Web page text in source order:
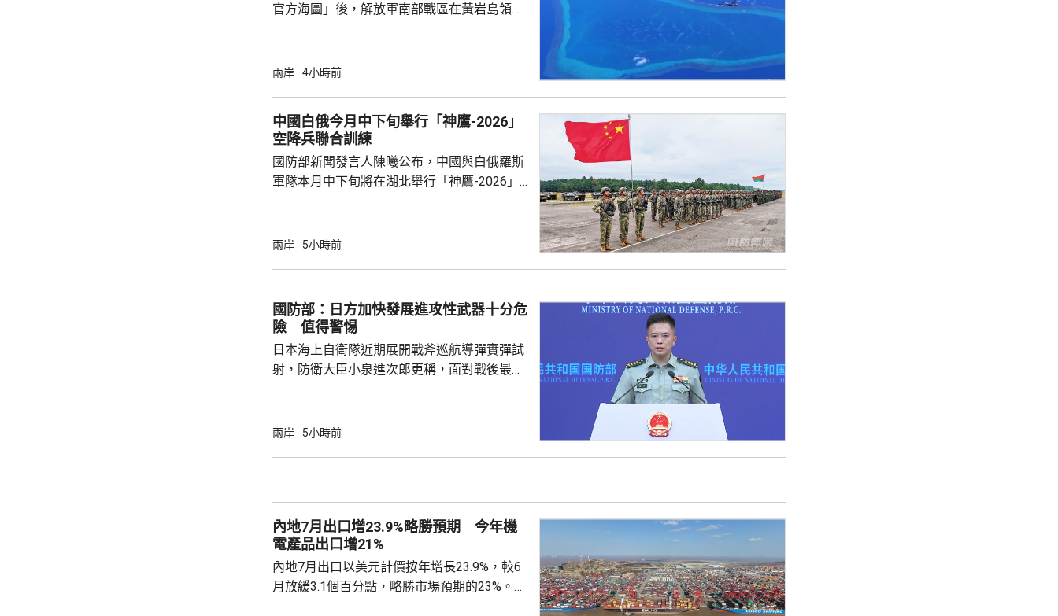
官方海圖」後，解放軍南部戰區在黃岩島領
被菲方批評是非法行為。 國防部新聞發言人陳
據國際法宣布黃岩島領海基線的國家，譴責菲
方行徑嚴重侵犯中國領土主權，違反國際法與
國際關係基本準則，非法無效，而中方組織...
兩岸 4小時前
中國白俄今月中下旬舉行「神鷹-2026」
空降兵聯合訓練
國防部新聞發言人陳曦公布，中國與白俄羅斯
軍隊本月中下旬將在湖北舉行「神鷹-2026」
剿與固守等演練，是雙方第4次舉行有關系列
7月，當時在白俄羅斯布列斯特附近舉行以反
恐行動為背景的「雄鷹突擊-2024」陸軍聯合
訓練。至於「神鷹」系列對上一次...
兩岸 5小時前
國防部：日方加快發展進攻性武器十分危
險 值得警惕
日本海上自衛隊近期展開戰斧巡航導彈實彈試
射，防衛大臣小泉進次郎更稱，面對戰後最嚴
批評日方加快發展進攻性武器的動向日益猖
說，真正威脅日本安全、地區和平穩定的，恰
恰是日本國內謀求擴軍備武、加速再軍事化...
兩岸 5小時前
內地7月出口增23.9%略勝預期 今年機
電產品出口增21%
內地7月出口以美元計價按年增長23.9%，較6
月放緩3.1個百分點，略勝市場預期的23%。7